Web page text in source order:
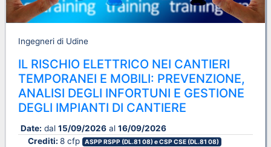
Ingegneri di Udine
IL RISCHIO ELETTRICO NEI CANTIERI
TEMPORANEI E MOBILI: PREVENZIONE,
ANALISI DEGLI INFORTUNI E GESTIONE
DEGLI IMPIANTI DI CANTIERE
Date: dal 15/09/2026 al 16/09/2026
Crediti: 8 cfp ASPP RSPP (DL.81 08) e CSP CSE (DL.81 08)